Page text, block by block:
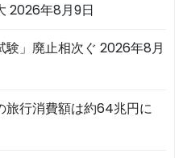
2026年8月9日
験」廃止相次ぐ 2026年8月
旅行消費額は約64兆円に